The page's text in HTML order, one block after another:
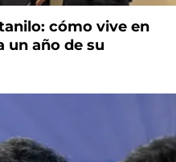
cómo vive en
un año de su